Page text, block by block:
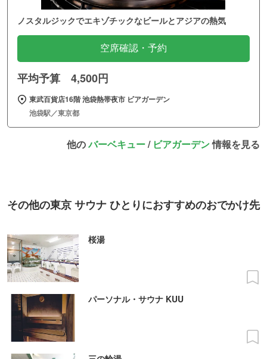
ノスタルジックでエキゾチックなビールとアジアの熱気
空席確認・予約
平均予算 4,500円
東武百貨店16階 池袋熱帯夜市 ビアガーデン
池袋駅／東京都
他のバーベキュー/ ビアガーデン情報を見る
その他の東京 サウナ ひとりにおすすめのおでかけ先
桜湯
パーソナル・サウナ KUU